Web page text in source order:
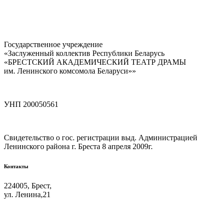
Государственное учреждение
«Заслуженный коллектив Республики Беларусь
«БРЕСТСКИЙ АКАДЕМИЧЕСКИЙ ТЕАТР ДРАМЫ
им. Ленинского комсомола Беларуси»»
УНП 200050561
Свидетельство о гос. регистрации выд. Администрацией
Ленинского района г. Бреста 8 апреля 2009г.
Контакты
224005, Брест,
ул. Ленина,21